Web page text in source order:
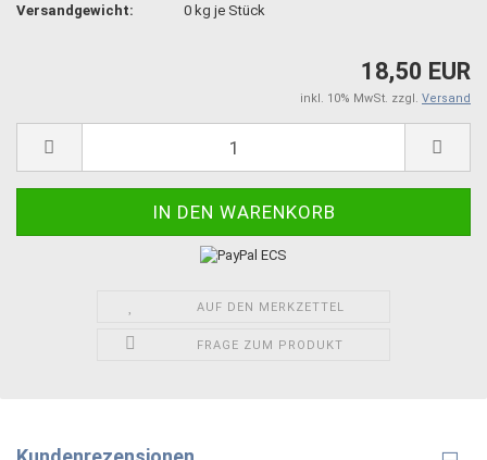
Versandgewicht: 0 kg je Stück
18,50 EUR
inkl. 10% MwSt. zzgl. Versand
AUF DEN MERKZETTEL
FRAGE ZUM PRODUKT